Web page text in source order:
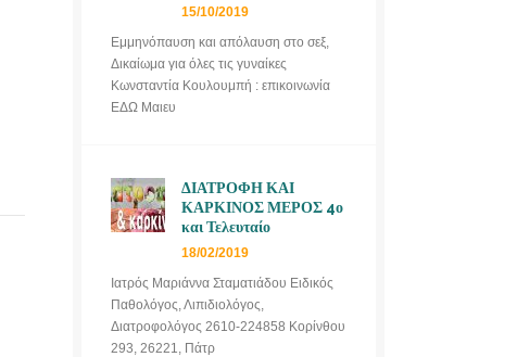
15/10/2019
Εμμηνόπαυση και απόλαυση στο σεξ,
Δικαίωμα για όλες τις γυναίκες
Κωνσταντία Κουλουμπή : επικοινωνία
ΕΔΩ Μαιευ
ΔΙΑΤΡΟΦΗ ΚΑΙ
ΚΑΡΚΙΝΟΣ ΜΕΡΟΣ 4ο
και Τελευταίο
18/02/2019
Ιατρός Μαριάννα Σταματιάδου Ειδικός
Παθολόγος, Λιπιδιολόγος,
Διατροφολόγος 2610-224858 Κορίνθου
293, 26221, Πάτρ